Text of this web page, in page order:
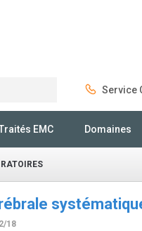
Service
EMC Domaines
18